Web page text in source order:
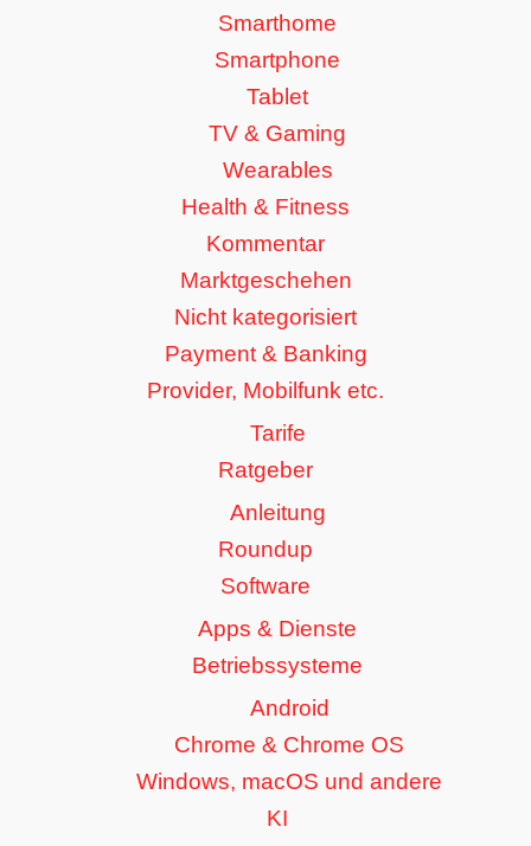
Smarthome
Smartphone
Tablet
TV & Gaming
Wearables
Health & Fitness
Kommentar
Marktgeschehen
Nicht kategorisiert
Payment & Banking
Provider, Mobilfunk etc.
Tarife
Ratgeber
Anleitung
Roundup
Software
Apps & Dienste
Betriebssysteme
Android
Chrome & Chrome OS
Windows, macOS und andere
KI